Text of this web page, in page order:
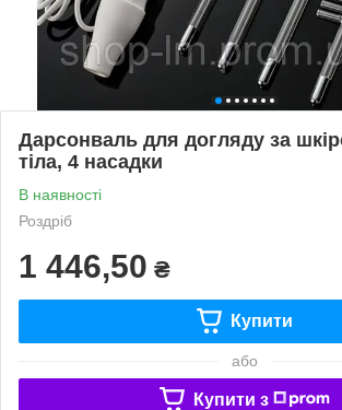
Дарсонваль для догляду за
тіла, 4 насадки
В наявності
Роздріб
1 446,50 ₴
Купити
або
Купити з